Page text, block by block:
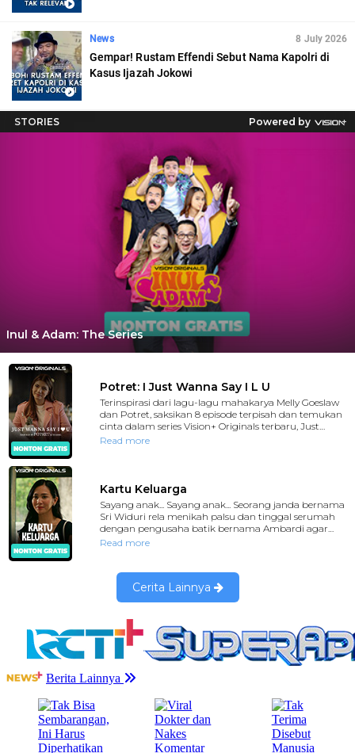
News 8 July 2026
Gempar! Rustam Effendi Sebut Nama Kapolri di
Kasus Ijazah Jokowi